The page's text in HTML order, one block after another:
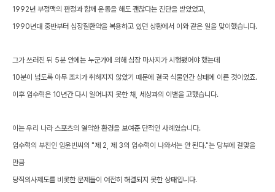
1992년 부정맥의 판정과 함께 운동을 해도 괜찮다는 진단을 받았었고,
1990년대 중반부터 심장질환약을 복용하고 있던 상황에서 이와 같은 일을 맞이했습니다.
그가 쓰러진 뒤 5분 안에는 누군가에 의해 심장 마사지가 시행됐어야 했는데
10분이 넘도록 아무 조치가 취해지지 않았기 때문에 결국 식물인간 상태에 이른 것이었죠.
이후 임수혁은 10년간 다시 일어나지 못한 채, 세상과의 이별을 고했습니다.
이는 우리 나라 스포츠의 열악한 환경을 보여준 단적인 사례였습니다.
임수혁의 부친인 임윤빈씨의 "제 2, 제 3의 임수혁이 나와서는 안 된다."는 당부에 걸맞을
만큼
당직의사제도를 비롯한 문제들이 여전히 해결되지 못한 상태입니다.